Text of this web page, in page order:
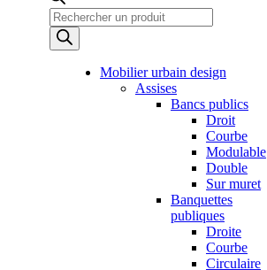
Recherche
de
produits
Mobilier urbain design
Assises
Bancs publics
Droit
Courbe
Modulable
Double
Sur muret
Banquettes
publiques
Droite
Courbe
Circulaire